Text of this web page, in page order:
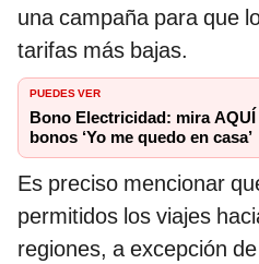
una campaña para que
tarifas más bajas.
PUEDES VER
Bono Electricidad: mira
bonos ‘Yo me quedo en casa’
Es preciso mencionar
permitidos los viajes
regiones, a excepción de